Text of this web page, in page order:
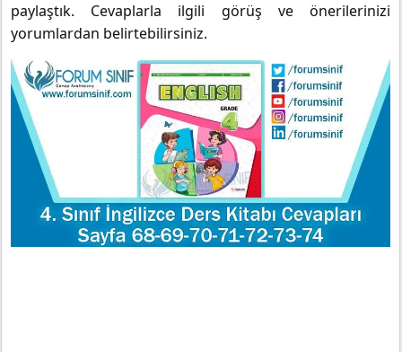
paylaştık. Cevaplarla ilgili görüş ve önerilerinizi
yorumlardan belirtebilirsiniz.